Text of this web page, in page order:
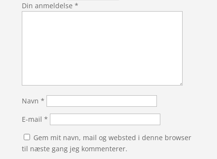
Din anmeldelse *
Navn *
E-mail *
Gem mit navn, mail og websted i denne browser
til næste gang jeg kommenterer.